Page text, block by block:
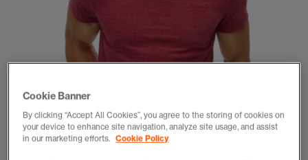
Cookie Banner
By clicking “Accept All Cookies”, you agree to the storing of cookies on
your device to enhance site navigation, analyze site usage, and assist
in our marketing efforts. Cookie Policy